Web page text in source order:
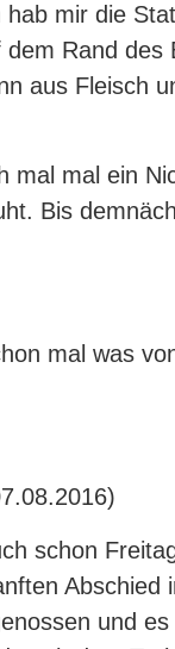
mir die
Rand des
aus Fleisch
mal mal ein
Bis
mal was
schon
Abschied
und